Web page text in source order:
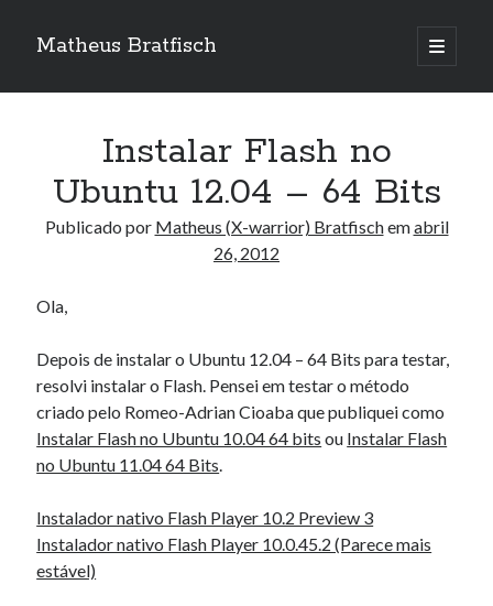
Matheus Bratfisch
abrir
o
Barra
Calendário
abril 2012
S D
9 10 11 12 13 14 15
23 24 25 26 27 28 29
30
« mar jul »
Instalar Flash no
Ubuntu 12.04 – 64 Bits
Publicado por Matheus (X-warrior) Bratfischemabril
26, 2012
Ola,
Depois de instalar o Ubuntu 12.04 – 64 Bits para testar,
resolvi instalar o Flash. Pensei em testar o método
criado pelo Romeo-Adrian Cioaba que publiquei como
Instalar Flash no Ubuntu 10.04 64 bits ou Instalar Flash
no Ubuntu 11.04 64 Bits.
Instalador nativo Flash Player 10.2 Preview 3
Instalador nativo Flash Player 10.0.45.2 (Parece mais
estável)